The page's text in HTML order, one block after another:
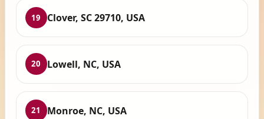
19 Clover, SC 29710, USA
20 Lowell, NC, USA
21 Monroe, NC, USA